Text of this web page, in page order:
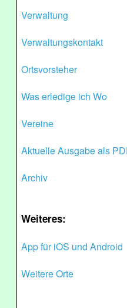
Verwaltung
Verwaltungskontakt
Ortsvorsteher
Was erledige ich Wo
Vereine
Aktuelle Ausgabe als
Archiv
Weiteres:
App für iOS und Android
Weitere Orte